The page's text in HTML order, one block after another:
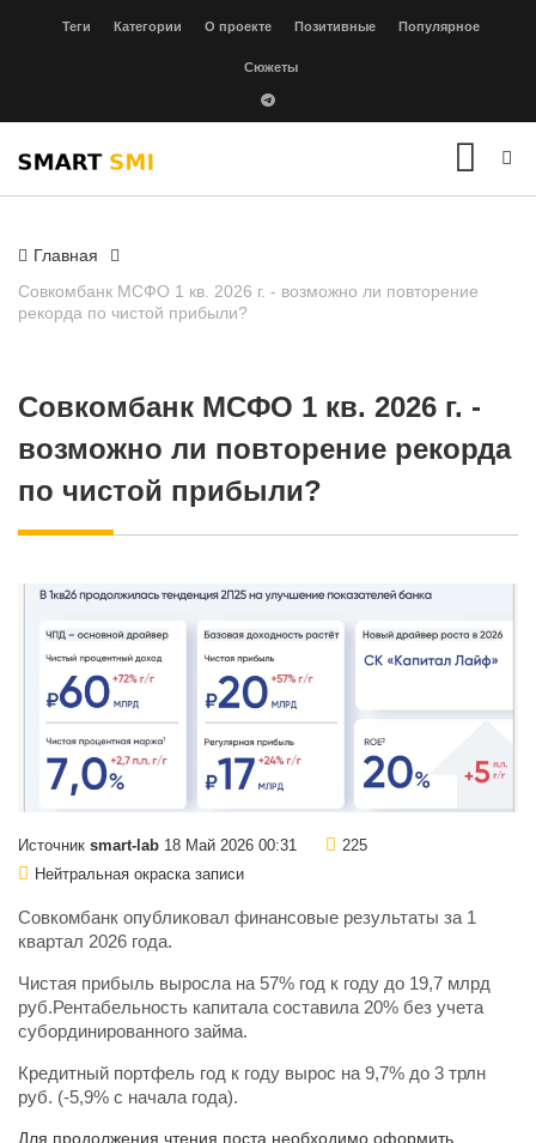
Теги Категории О проекте Позитивные Популярное
Сюжеты
Главная
Совкомбанк МСФО 1 кв. 2026 г. - возможно ли повторение
рекорда по чистой прибыли?
Совкомбанк МСФО 1 кв. 2026 г. -
возможно ли повторение рекорда
по чистой прибыли?
Источник smart-lab 18 Май 2026 00:31
225
Нейтральная окраска записи
Совкомбанк опубликовал финансовые результаты за 1
квартал 2026 года.
Чистая прибыль выросла на 57% год к году до 19,7 млрд
руб.Рентабельность капитала составила 20% без учета
субординированного займа.
Кредитный портфель год к году вырос на 9,7% до 3 трлн
руб. (-5,9% с начала года).
Для продолжения чтения поста необходимо оформить